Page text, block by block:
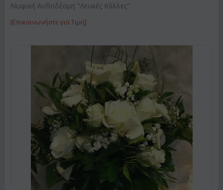
Νυφική Ανθοδέσμη "Λευκές Κάλλες".
[Επικοινωνήστε για Τιμή]